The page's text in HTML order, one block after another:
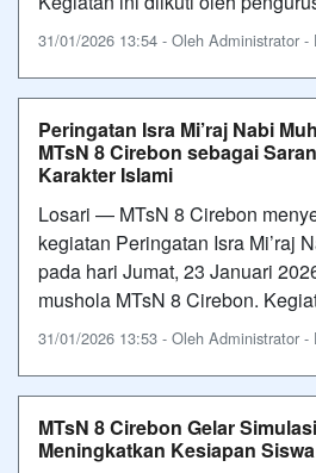
31/01/2026 13:54 - Oleh Administrator -
Peringatan Isra Mi’raj Nabi
MTsN 8 Cirebon sebagai
Karakter Islami
Losari — MTsN 8 Cirebon
kegiatan Peringatan Isra Mi’raj
pada hari Jumat, 23 Januari
mushola MTsN 8 Cirebon.
31/01/2026 13:53 - Oleh Administrator -
MTsN 8 Cirebon Gelar
Meningkatkan Kesiapan Siswa